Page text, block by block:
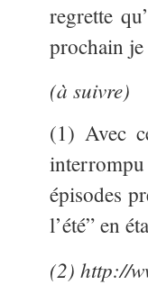
regrette
prochain
(à suivre)
(1) Avec
épisodes
l’été” en
(2) http://